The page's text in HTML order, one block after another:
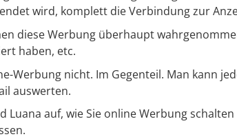
wird, komplett die Verbindung zur
diese Werbung überhaupt
haben, etc.
Werbung nicht. Im Gegenteil. Man kann
auswerten.
Luana auf, wie Sie online Werbung